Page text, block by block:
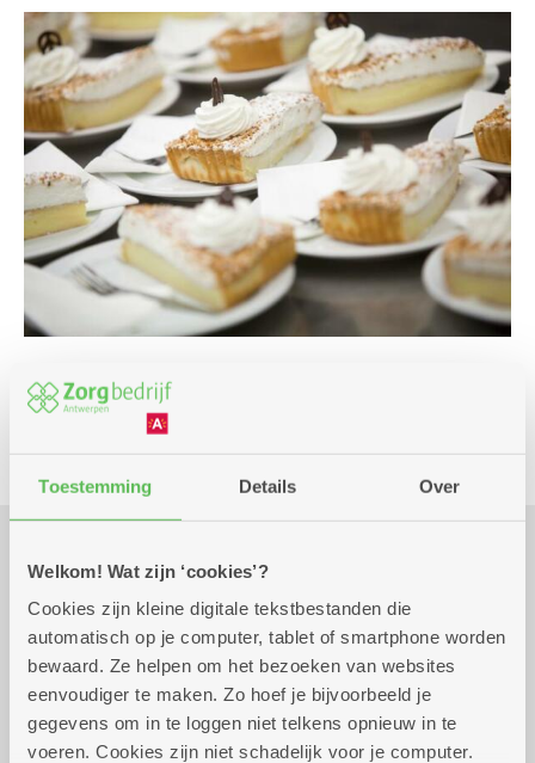
Toestemming Details Over
Welkom! Wat zijn ‘cookies’?
Cookies zijn kleine digitale tekstbestanden die
automatisch op je computer, tablet of smartphone worden
bewaard. Ze helpen om het bezoeken van websites
eenvoudiger te maken. Zo hoef je bijvoorbeeld je
gegevens om in te loggen niet telkens opnieuw in te
voeren. Cookies zijn niet schadelijk voor je computer.
Culinair
Praktisch
donderdag 1 oktober
2026
15.00 uur tot 16.00
uur
6 euro - 7 euro de dag zelf